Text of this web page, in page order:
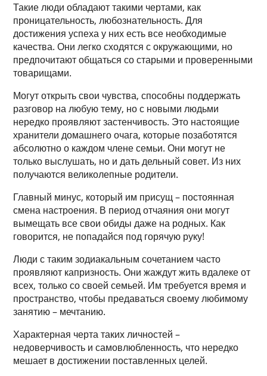
Такие люди обладают такими чертами, как
проницательность, любознательность. Для
достижения успеха у них есть все необходимые
качества. Они легко сходятся с окружающими, но
предпочитают общаться со старыми и проверенными
товарищами.
Могут открыть свои чувства, способны поддержать
разговор на любую тему, но с новыми людьми
нередко проявляют застенчивость. Это настоящие
хранители домашнего очага, которые позаботятся
абсолютно о каждом члене семьи. Они могут не
только выслушать, но и дать дельный совет. Из них
получаются великолепные родители.
Главный минус, который им присущ – постоянная
смена настроения. В период отчаяния они могут
вымещать все свои обиды даже на родных. Как
говорится, не попадайся под горячую руку!
Люди с таким зодиакальным сочетанием часто
проявляют капризность. Они жаждут жить вдалеке от
всех, только со своей семьей. Им требуется время и
пространство, чтобы предаваться своему любимому
занятию – мечтанию.
Характерная черта таких личностей –
недоверчивость и самовлюбленность, что нередко
мешает в достижении поставленных целей.